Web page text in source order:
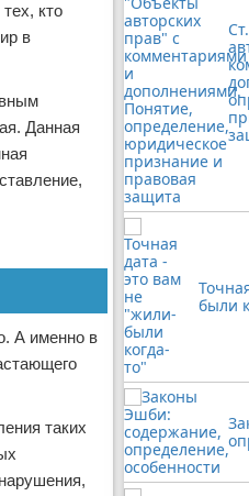
кто
в
Данная
А именно в
таких
были